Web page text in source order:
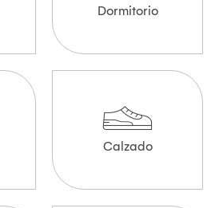
Dormitorio
Calzado